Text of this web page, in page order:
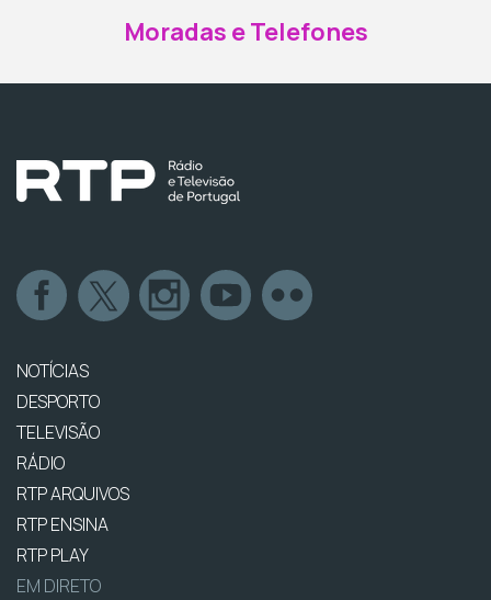
Moradas e Telefones
NOTÍCIAS
DESPORTO
TELEVISÃO
RÁDIO
RTP ARQUIVOS
RTP ENSINA
RTP PLAY
EM DIRETO